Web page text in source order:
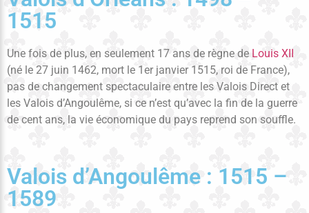
1515
Une fois de plus, en seulement 17 ans de règne de Louis XII
(né le 27 juin 1462, mort le 1er janvier 1515, roi de France),
pas de changement spectaculaire entre les Valois Direct et
les Valois d’Angoulême, si ce n’est qu’avec la fin de la guerre
de cent ans, la vie économique du pays reprend son souffle.
Valois d’Angoulême : 1515 –
1589